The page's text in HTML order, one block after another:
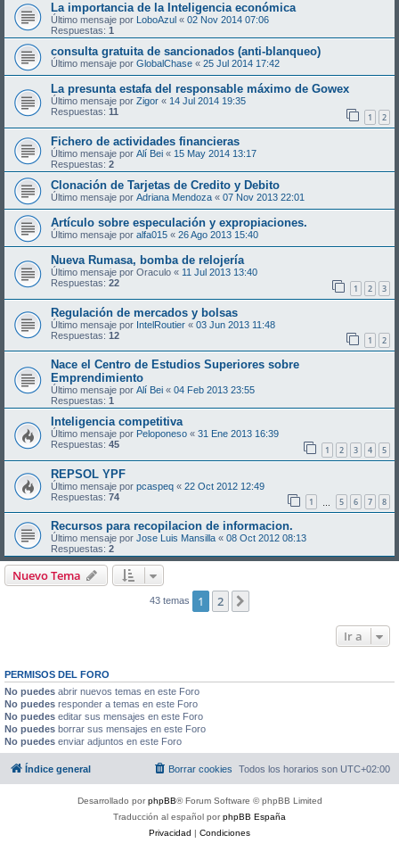
La importancia de la Inteligencia económica
Último mensaje por LoboAzul « 02 Nov 2014 07:06
Respuestas: 1
consulta gratuita de sancionados (anti-blanqueo)
Último mensaje por GlobalChase « 25 Jul 2014 17:42
La presunta estafa del responsable máximo de Gowex
Último mensaje por Zigor « 14 Jul 2014 19:35
Respuestas: 11 1 2
Fichero de actividades financieras
Último mensaje por Alí Bei « 15 May 2014 13:17
Respuestas: 2
Clonación de Tarjetas de Credito y Debito
Último mensaje por Adriana Mendoza « 07 Nov 2013 22:01
Artículo sobre especulación y expropiaciones.
Último mensaje por alfa015 « 26 Ago 2013 15:40
Nueva Rumasa, bomba de relojería
Último mensaje por Oraculo « 11 Jul 2013 13:40
Respuestas: 22 1 2 3
Regulación de mercados y bolsas
Último mensaje por IntelRoutier « 03 Jun 2013 11:48
Respuestas: 12 1 2
Nace el Centro de Estudios Superiores sobre
Emprendimiento
Último mensaje por Alí Bei « 04 Feb 2013 23:55
Respuestas: 1
Inteligencia competitiva
Último mensaje por Peloponeso « 31 Ene 2013 16:39
Respuestas: 45 1 2 3 4 5
REPSOL YPF
Último mensaje por pcaspeq « 22 Oct 2012 12:49
Respuestas: 74 1 5 6 7 8
Recursos para recopilacion de informacion.
Último mensaje por Jose Luis Mansilla « 08 Oct 2012 08:13
Respuestas: 2
Nuevo Tema
43 temas 1 2
Ir a
PERMISOS DEL FORO
No puedes abrir nuevos temas en este Foro
No puedes responder a temas en este Foro
No puedes editar sus mensajes en este Foro
No puedes borrar sus mensajes en este Foro
No puedes enviar adjuntos en este Foro
Índice general Todos los horarios son UTC+02:00
Borrar cookies
Desarrollado porphpBB® Forum Software © phpBB Limited
Traducción al español porphpBB España
Privacidad | Condiciones